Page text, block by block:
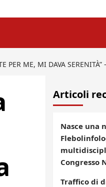
PER ME, MI DAVA SERENITÀ”
Articoli
Nasce una
Congresso
Traffico di